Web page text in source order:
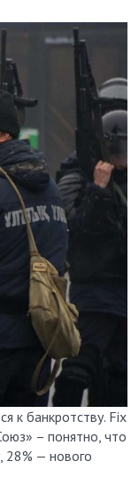
к банкротству. Fix
– понятно, что
28% — нового